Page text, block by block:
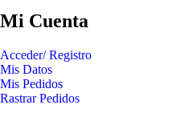
Mi Cuenta
Acceder/ Registro
Mis Datos
Mis Pedidos
Rastrar Pedidos